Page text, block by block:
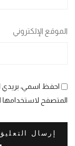
الموقع الإلكتروني
احفظ اسمي، بريدي
المتصفح لاستخدامها